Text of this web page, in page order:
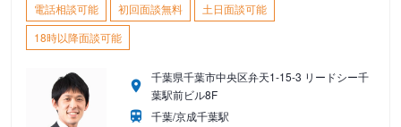
電話相談可能 初回面談無料
土日面談可能
18時以降面談可能
千葉県千葉市中央区弁天1-15-3 リードシー千
葉駅前ビル8F
千葉/京成千葉駅